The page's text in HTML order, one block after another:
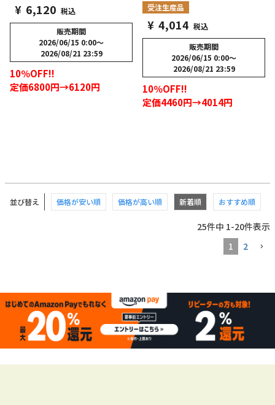
¥ 6,120 税込
販売期間
2026/06/15 0:00〜
2026/08/21 23:59
10％OFF!!
定価6800円→6120円
受注生産品
¥ 4,014 税込
販売期間
2026/06/15 0:00〜
2026/08/21 23:59
10％OFF!!
定価4460円→4014円
並び替え 価格が安い順 価格が高い順 新着順 おすすめ順
25件中 1-20件表示
1
2